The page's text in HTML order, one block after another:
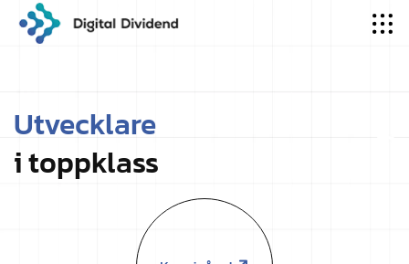
Utvecklare
i toppklass